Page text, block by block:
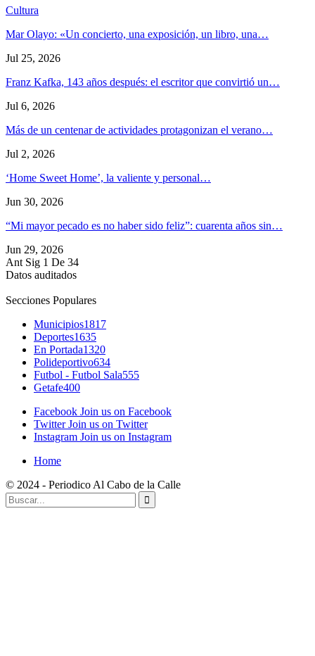
Cultura
Mar Olayo: «Un concierto, una exposición, un libro, una…
Jul 25, 2026
Franz Kafka, 143 años después: el escritor que convirtió un…
Jul 6, 2026
Más de un centenar de actividades protagonizan el verano…
Jul 2, 2026
‘Home Sweet Home’, la valiente y personal…
Jun 30, 2026
“Mi mayor pecado es no haber sido feliz”: cuarenta años sin…
Jun 29, 2026
Ant Sig 1 De 34
Datos auditados
Secciones Populares
Municipios1817
Deportes1635
En Portada1320
Polideportivo634
Futbol - Futbol Sala555
Getafe400
Facebook Join us on Facebook
Twitter Join us on Twitter
Instagram Join us on Instagram
Home
© 2024 - Periodico Al Cabo de la Calle